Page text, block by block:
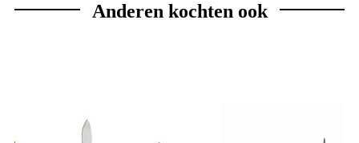
Anderen kochten ook